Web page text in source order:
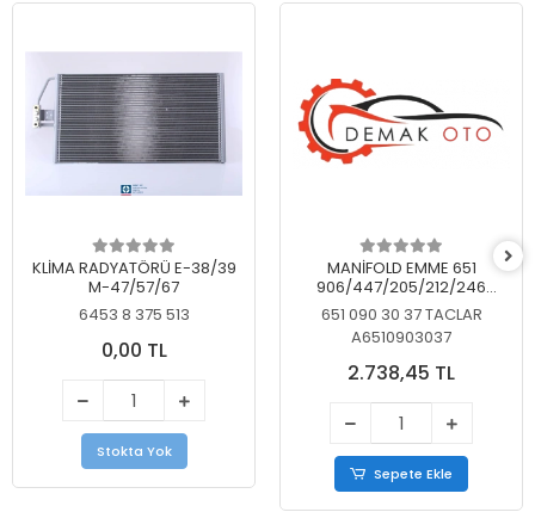
KLİMA RADYATÖRÜ E-38/39
M-47/57/67
6453 8 375 513
0,00 TL
Stokta Yok
MANİFOLD EMME 651
906/447/205/212/246
KELEBEKSİZ
651 090 30 37 TACLAR
A6510903037
2.738,45 TL
Sepete Ekle